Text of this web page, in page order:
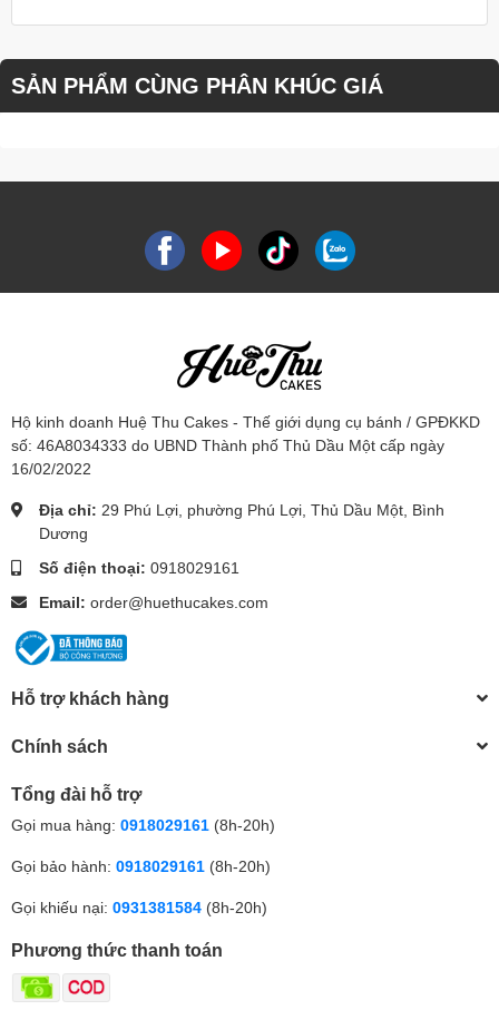
SẢN PHẨM CÙNG PHÂN KHÚC GIÁ
Hộ kinh doanh Huệ Thu Cakes - Thế giới dụng cụ bánh / GPĐKKD
số: 46A8034333 do UBND Thành phố Thủ Dầu Một cấp ngày
16/02/2022
Địa chỉ: 29 Phú Lợi, phường Phú Lợi, Thủ Dầu Một, Bình
Dương
Số điện thoại: 0918029161
Email: order@huethucakes.com
Hỗ trợ khách hàng
Chính sách
Tổng đài hỗ trợ
Gọi mua hàng: 0918029161 (8h-20h)
Gọi bảo hành: 0918029161 (8h-20h)
Gọi khiếu nại: 0931381584 (8h-20h)
Phương thức thanh toán